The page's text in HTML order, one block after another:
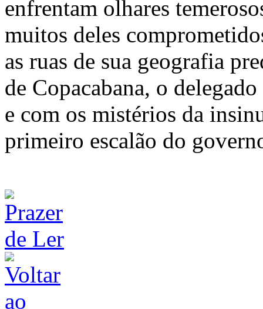
enfrentam olhares
muitos deles
as ruas de sua geografia
de Copacabana, o
e com os mistérios da
primeiro escalão do